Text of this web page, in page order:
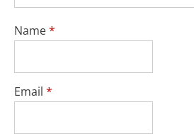
Name*
Email *